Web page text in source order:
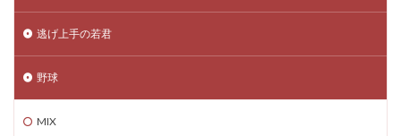
逃げ上手の若君
野球
MIX